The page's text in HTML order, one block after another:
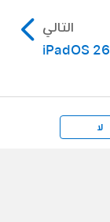
التالي
لا